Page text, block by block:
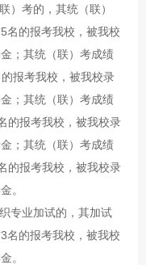
）考的，其统（联）
名的报考我校，被我校
；其统（联）考成绩
报考我校，被我校录
；其统（联）考成绩
的报考我校，被我校录
；其统（联）考成绩
的报考我校，被我校录
。
专业加试的，其加试
名的报考我校，被我校
。